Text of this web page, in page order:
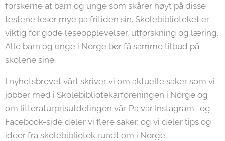
forskerne at barn og unge som skårer høyt på disse
testene leser mye på fritiden sin. Skolebiblioteket er
viktig for gode leseopplevelser, utforskning og læring.
Alle barn og unge i Norge bør få samme tilbud på
skolene sine.
I nyhetsbrevet vårt skriver vi om aktuelle saker som vi
jobber med i Skolebibliotekarforeningen i Norge og
om litteraturprisutdelingen vår. På vår Instagram- og
Facebook-side deler vi flere saker, og vi deler tips og
ideer fra skolebibliotek rundt om i Norge.